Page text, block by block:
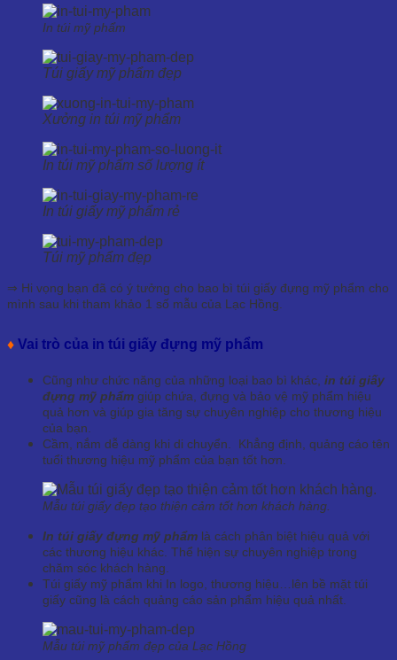
In túi mỹ phẩm
Túi giấy mỹ phẩm đẹp
Xưởng in túi mỹ phẩm
In túi mỹ phẩm số lượng ít
In túi giấy mỹ phẩm rẻ
Túi mỹ phẩm đẹp
⇒ Hi vọng bạn đã có ý tưởng cho bao bì túi giấy đựng mỹ phẩm cho
mình sau khi tham khảo 1 số mẫu của Lạc Hồng.
♦ Vai trò của in túi giấy đựng mỹ phẩm
Cũng như chức năng của những loại bao bì khác, in túi giấy
đựng mỹ phẩm giúp chứa, đựng và bảo vệ mỹ phẩm hiệu
quả hơn và giúp gia tăng sự chuyên nghiệp cho thương hiệu
của bạn.
Cầm, nắm dễ dàng khi di chuyển. Khẳng định, quảng cáo tên
tuổi thương hiệu mỹ phẩm của bạn tốt hơn.
Mẫu túi giấy đẹp tạo thiện cảm tốt hơn khách hàng.
In túi giấy đựng mỹ phẩm là cách phân biệt hiệu quả với
các thương hiệu khác. Thể hiện sự chuyên nghiệp trong
chăm sóc khách hàng.
Túi giấy mỹ phẩm khi In logo, thương hiệu…lên bề mặt túi
giấy cũng là cách quảng cáo sản phẩm hiệu quả nhất.
Mẫu túi mỹ phẩm đẹp của Lạc Hồng